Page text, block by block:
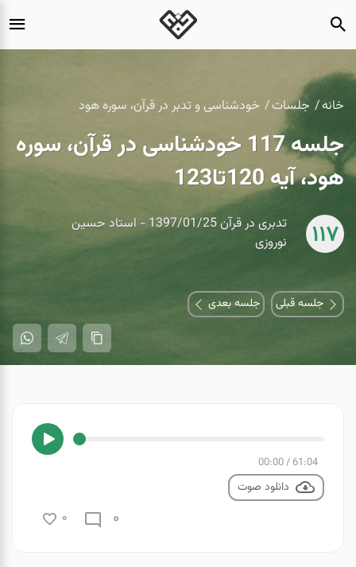
خانه جلسات خودشناسی و تدبر در قرآن، سوره هود
جلسه 117 خودشناسی در قرآن، سوره
هود، آیه 120تا123
117
تدبری در قرآن 1397/01/25 - استاد حسین
نوروزی
جلسه قبلی جلسه بعدی
61:04
/
00:00
دانلود صوت
0
0